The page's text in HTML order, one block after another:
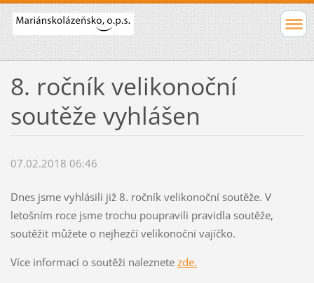
8. ročník velikonoční
soutěže vyhlášen
07.02.2018 06:46
Dnes jsme vyhlásili již 8. ročník velikonoční soutěže. V
letošním roce jsme trochu poupravili pravidla soutěže,
soutěžit můžete o nejhezčí velikonoční vajíčko.
Více informací o soutěži naleznete zde.